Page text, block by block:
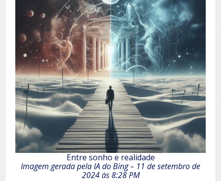
Entre sonho e realidade
Imagem gerada pela IA do Bing – 11 de setembro de
2024 às 8:28 PM